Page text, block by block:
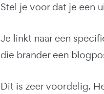
Stel je voor dat je een
Je linkt naar een
die brander een
Dit is zeer voordelig.